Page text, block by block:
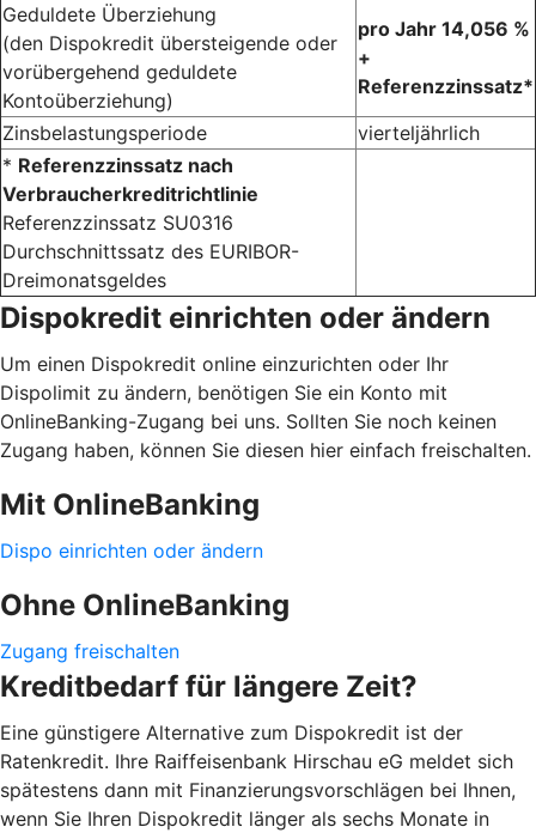
Geduldete Überziehung
(den Dispokredit übersteigende oder
vorübergehend geduldete
Kontoüberziehung)
pro Jahr 14,056 %
+
Referenzzinssatz*
Zinsbelastungsperiode
vierteljährlich
* Referenzzinssatz nach
Verbraucherkreditrichtlinie
Referenzzinssatz SU0316
Durchschnittssatz des EURIBOR-
Dreimonatsgeldes
Dispokredit einrichten oder ändern
Um einen Dispokredit online einzurichten oder Ihr
Dispolimit zu ändern, benötigen Sie ein Konto mit
OnlineBanking-Zugang bei uns. Sollten Sie noch keinen
Zugang haben, können Sie diesen hier einfach freischalten.
Mit OnlineBanking
Dispo einrichten oder ändern
Ohne OnlineBanking
Zugang freischalten
Kreditbedarf für längere Zeit?
Eine günstigere Alternative zum Dispokredit ist der
Ratenkredit. Ihre Raiffeisenbank Hirschau eG meldet sich
spätestens dann mit Finanzierungsvorschlägen bei Ihnen,
wenn Sie Ihren Dispokredit länger als sechs Monate in